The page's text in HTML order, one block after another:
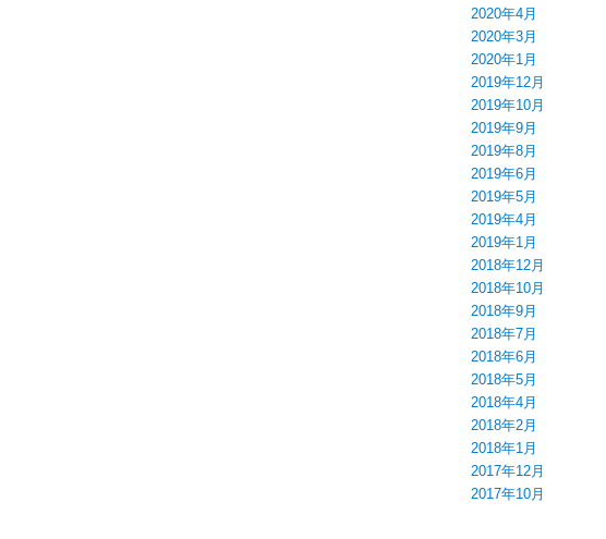
2020年4月
2020年3月
2020年1月
2019年12月
2019年10月
2019年9月
2019年8月
2019年6月
2019年5月
2019年4月
2019年1月
2018年12月
2018年10月
2018年9月
2018年7月
2018年6月
2018年5月
2018年4月
2018年2月
2018年1月
2017年12月
2017年10月